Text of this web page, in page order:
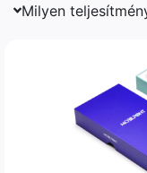
Milyen